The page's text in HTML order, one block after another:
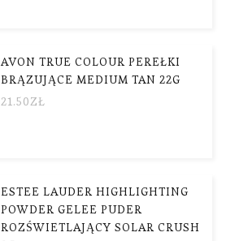
AVON TRUE COLOUR PEREŁKI
BRĄZUJĄCE MEDIUM TAN 22G
21.50ZŁ
ESTEE LAUDER HIGHLIGHTING
POWDER GELEE PUDER
ROZŚWIETLAJĄCY SOLAR CRUSH